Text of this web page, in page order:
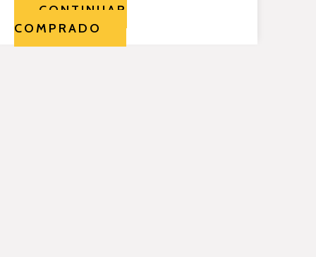
CONTINUAR
COMPRADO